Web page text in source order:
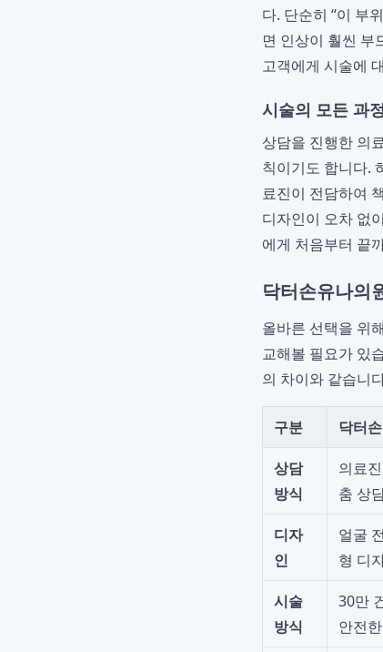
다. 단순히 “이 부
면 인상이 훨씬 부
고객에게 시술에
시술의 모든 과
상담을 진행한 의
칙이기도 합니다.
료진이 전담하여
디자인이 오차 없
에게 처음부터 끝
닥터손유나의
올바른 선택을 위
교해볼 필요가 있
의 차이와 같습니
구분 닥터
상담
방식
의료
춤 상
디자
인
얼굴
형 디
시술
방식
30만
안전